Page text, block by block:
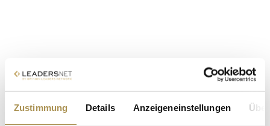
Zustimmung Details Anzeigeneinstellungen